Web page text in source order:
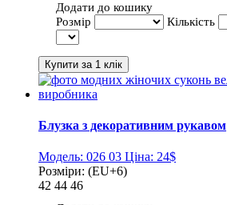
Додати до кошику
Розмір
Кількість
Блузка з декоративним рукавом
Модель: 026 03 Ціна: 24$
Розміри: (EU+6)
42 44 46